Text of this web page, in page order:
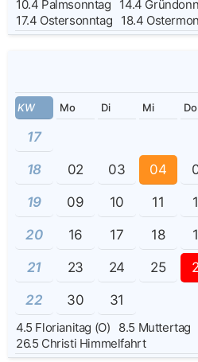
10.4 Palmsonntag 14.4
17.4 Ostersonntag 18.4
KW Mo Di Mi Do
17
18 02 03 04
19 09 10 11
20 16 17 18
21 23 24 25
22 30 31
4.5 Florianitag (O) 8.5 Muttertag
26.5 Christi Himmelfahrt